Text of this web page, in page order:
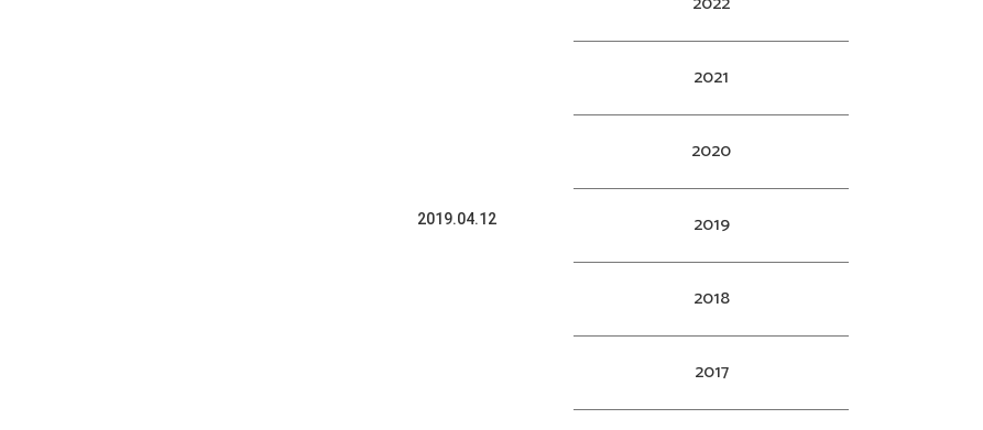
2019.04.12
2021
2020
2019
2018
2017